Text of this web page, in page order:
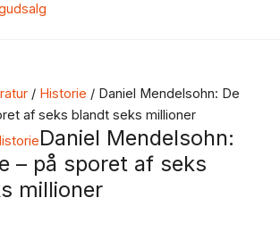
/ Historie / Daniel Mendelsohn: De
af seks blandt seks millioner
Daniel Mendelsohn:
– på sporet af seks
millioner